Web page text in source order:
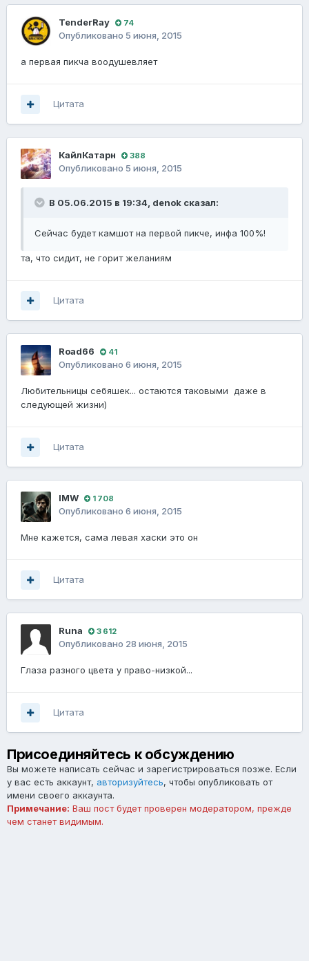
TenderRay 74
Опубликовано 5 июня, 2015
а первая пикча воодушевляет
Цитата
КайлКатарн 388
Опубликовано 5 июня, 2015
В 05.06.2015 в 19:34, denok сказал:
Сейчас будет камшот на первой пикче, инфа 100%!
та, что сидит, не горит желаниям
Цитата
Road66 41
Опубликовано 6 июня, 2015
Любительницы себяшек... остаются таковыми даже в
следующей жизни)
Цитата
IMW 1 708
Опубликовано 6 июня, 2015
Мне кажется, сама левая хаски это он
Цитата
Runа 3 612
Опубликовано 28 июня, 2015
Глаза разного цвета у право-низкой...
Цитата
Присоединяйтесь к обсуждению
Вы можете написать сейчас и зарегистрироваться позже. Если
у вас есть аккаунт, авторизуйтесь, чтобы опубликовать от
имени своего аккаунта.
Примечание: Ваш пост будет проверен модератором, прежде
чем станет видимым.